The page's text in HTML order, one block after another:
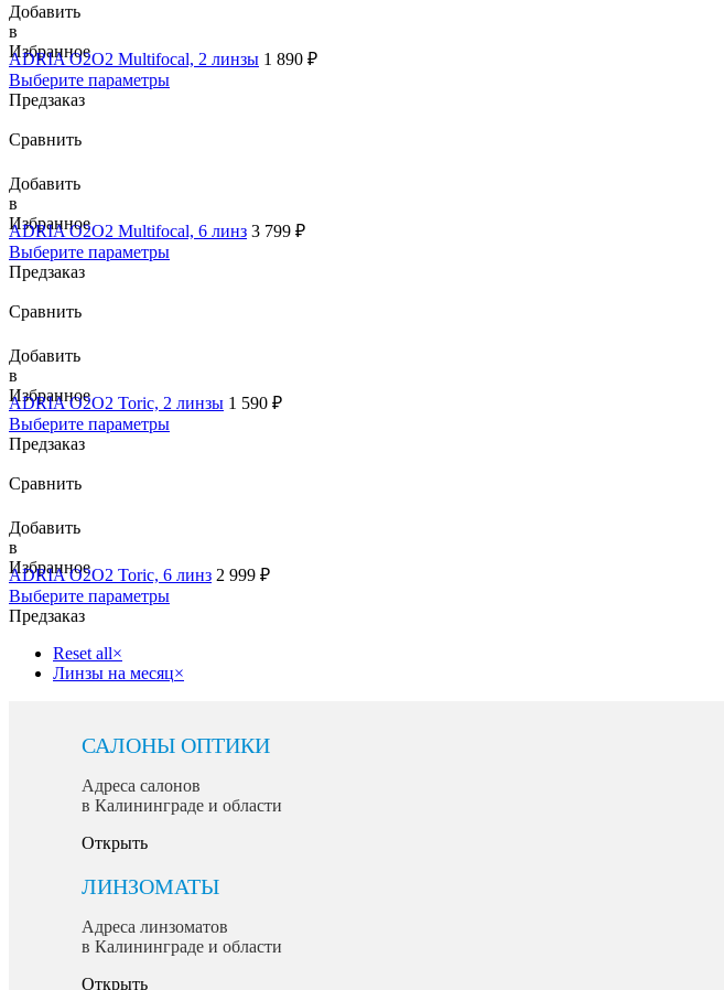
Добавить
в
Избранное
ADRIA O2O2 Multifocal, 2 линзы 1 890 ₽
Выберите параметры
Предзаказ
Сравнить
Добавить
в
Избранное
ADRIA O2O2 Multifocal, 6 линз 3 799 ₽
Выберите параметры
Предзаказ
Сравнить
Добавить
в
Избранное
ADRIA O2O2 Toric, 2 линзы 1 590 ₽
Выберите параметры
Предзаказ
Сравнить
Добавить
в
Избранное
ADRIA O2O2 Toric, 6 линз 2 999 ₽
Выберите параметры
Предзаказ
Reset all×
Линзы на месяц×
САЛОНЫ ОПТИКИ
Адреса салонов
в Калининграде и области
Открыть
ЛИНЗОМАТЫ
Адреса линзоматов
в Калининграде и области
Открыть